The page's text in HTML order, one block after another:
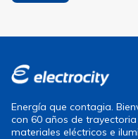
Energía que contagia.
con 60 años de
materiales eléctricos e